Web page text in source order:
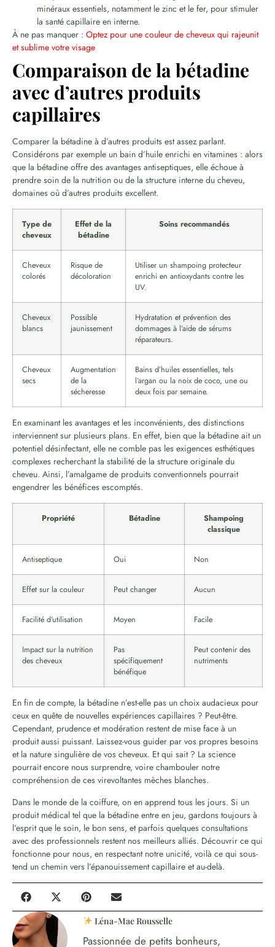
minéraux essentiels, notamment le zinc et le fer, pour stimuler
la santé capillaire en interne.
À ne pas manquer : Optez pour une couleur de cheveux qui rajeunit
et sublime votre visage
Comparaison de la bétadine
avec d’autres produits
capillaires
Comparer la bétadine à d’autres produits est assez parlant.
Considérons par exemple un bain d’huile enrichi en vitamines : alors
que la bétadine offre des avantages antiseptiques, elle échoue à
prendre soin de la nutrition ou de la structure interne du cheveu,
domaines où d’autres produits excellent.
Type de
cheveux
Effet de la
bétadine
Soins recommandés
Cheveux
colorés
Risque de
décoloration
Utiliser un shampoing protecteur
enrichi en antioxydants contre les
UV.
Cheveux
blancs
Possible
jaunissement
Hydratation et prévention des
dommages à l’aide de sérums
réparateurs.
Cheveux
secs
Augmentation
de la
sécheresse
Bains d’huiles essentielles, tels
l’argan ou la noix de coco, une ou
deux fois par semaine.
En examinant les avantages et les inconvénients, des distinctions
interviennent sur plusieurs plans. En effet, bien que la bétadine ait un
potentiel désinfectant, elle ne comble pas les exigences esthétiques
complexes recherchant la stabilité de la structure originale du
cheveu. Ainsi, l’amalgame de produits conventionnels pourrait
engendrer les bénéfices escomptés.
Propriété Bétadine
Shampoing
classique
Antiseptique Oui Non
Effet sur la couleur Peut changer Aucun
Facilité d’utilisation Moyen Facile
Impact sur la nutrition
des cheveux
Pas
spécifiquement
bénéfique
Peut contenir des
nutriments
En fin de compte, la bétadine n’est-elle pas un choix audacieux pour
ceux en quête de nouvelles expériences capillaires ? Peut-être.
Cependant, prudence et modération restent de mise face à un
produit aussi puissant. Laissez-vous guider par vos propres besoins
et la nature singulière de vos cheveux. Et qui sait ? La science
pourrait encore nous surprendre, voire chambouler notre
compréhension de ces virevoltantes mèches blanches.
Dans le monde de la coiffure, on en apprend tous les jours. Si un
produit médical tel que la bétadine entre en jeu, gardons toujours à
l’esprit que le soin, le bon sens, et parfois quelques consultations
avec des professionnels restent nos meilleurs alliés. Découvrir ce qui
fonctionne pour nous, en respectant notre unicité, voilà ce qui sous-
tend un chemin vers l’épanouissement capillaire et au-delà.
Léna-Mae Rousselle
Passionnée de petits bonheurs,